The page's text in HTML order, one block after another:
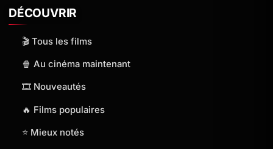
DÉCOUVRIR
🎬 Tous les films
🍿 Au cinéma maintenant
🎞️ Nouveautés
🔥 Films populaires
⭐ Mieux notés